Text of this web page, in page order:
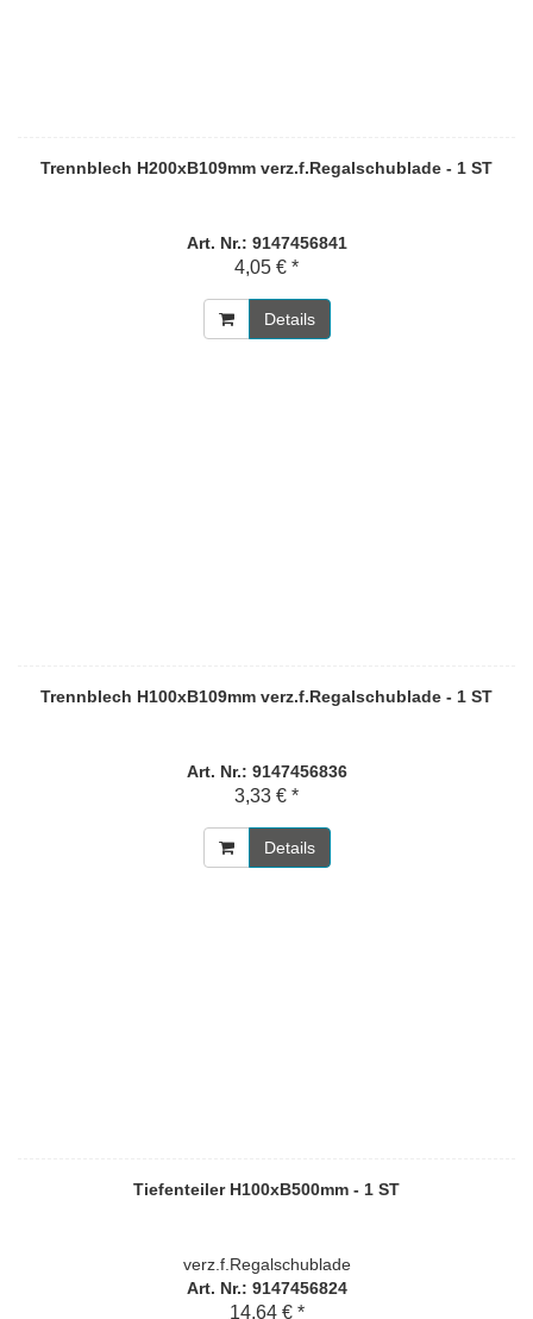
Trennblech H200xB109mm verz.f.Regalschublade - 1 ST
Art. Nr.: 9147456841
4,05 € *
Details
Trennblech H100xB109mm verz.f.Regalschublade - 1 ST
Art. Nr.: 9147456836
3,33 € *
Details
Tiefenteiler H100xB500mm - 1 ST
verz.f.Regalschublade
Art. Nr.: 9147456824
14,64 € *